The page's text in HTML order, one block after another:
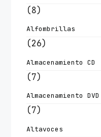
(8)
Alfombrillas
(26)
Almacenamiento CD
(7)
Almacenamiento DVD
(7)
Altavoces